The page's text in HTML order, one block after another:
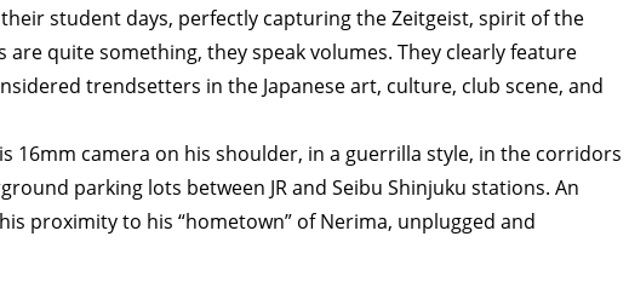
student days, perfectly capturing the Zeitgeist, spirit of the
are quite something, they speak volumes. They clearly feature
trendsetters in the Japanese art, culture, club scene, and
16mm camera on his shoulder, in a guerrilla style, in the corridors
parking lots between JR and Seibu Shinjuku stations. An
proximity to his “hometown” of Nerima, unplugged and